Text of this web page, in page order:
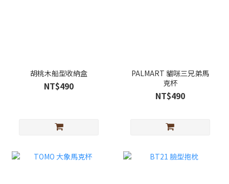
胡桃木船型收納盒
NT$490
PALMART 貓咪三兄弟馬
克杯
NT$490